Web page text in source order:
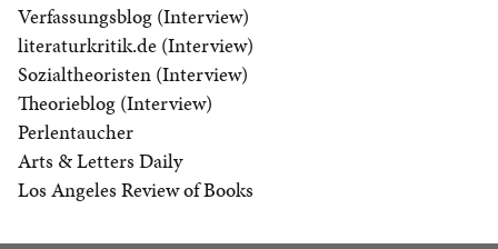
Verfassungsblog (Interview)
literaturkritik.de (Interview)
Sozialtheoristen (Interview)
Theorieblog (Interview)
Perlentaucher
Arts & Letters Daily
Los Angeles Review of Books